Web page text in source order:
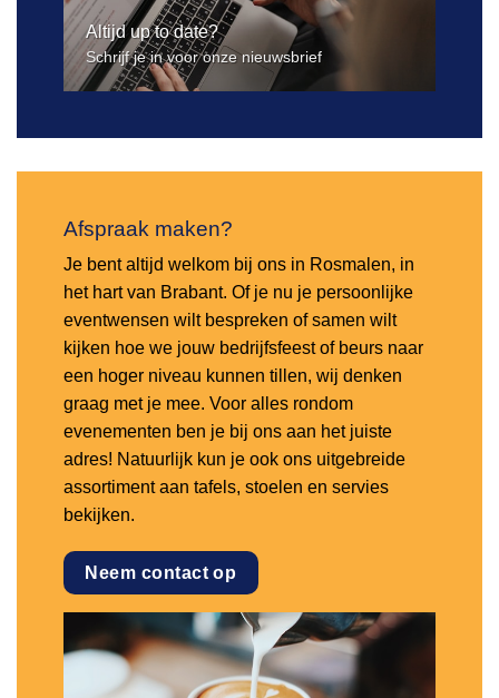
Altijd up to date?
Schrijf je in voor onze nieuwsbrief
Afspraak maken?
Je bent altijd welkom bij ons in Rosmalen, in
het hart van Brabant. Of je nu je persoonlijke
eventwensen wilt bespreken of samen wilt
kijken hoe we jouw bedrijfsfeest of beurs naar
een hoger niveau kunnen tillen, wij denken
graag met je mee. Voor alles rondom
evenementen ben je bij ons aan het juiste
adres! Natuurlijk kun je ook ons uitgebreide
assortiment aan tafels, stoelen en servies
bekijken.
Neem contact op